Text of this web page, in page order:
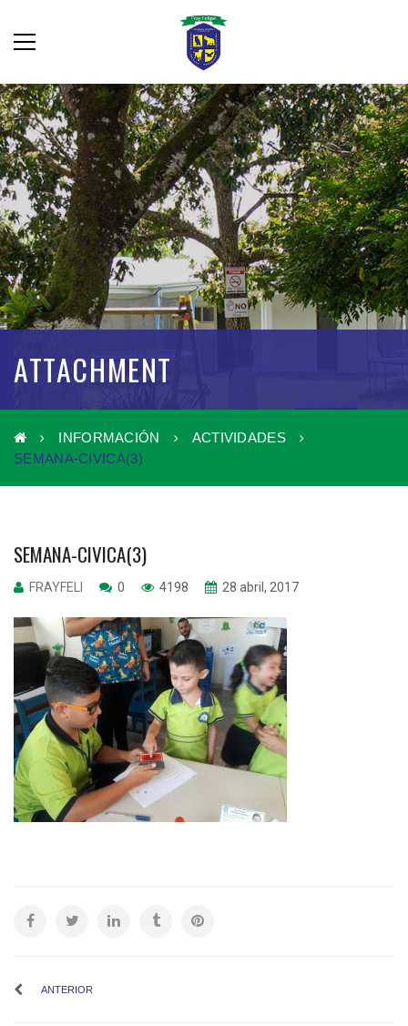
ATTACHMENT
INFORMACIÓN
ACTIVIDADES
SEMANA-CIVICA(3)
SEMANA-CIVICA(3)
FRAYFELI 0 4198 28 abril, 2017
ANTERIOR